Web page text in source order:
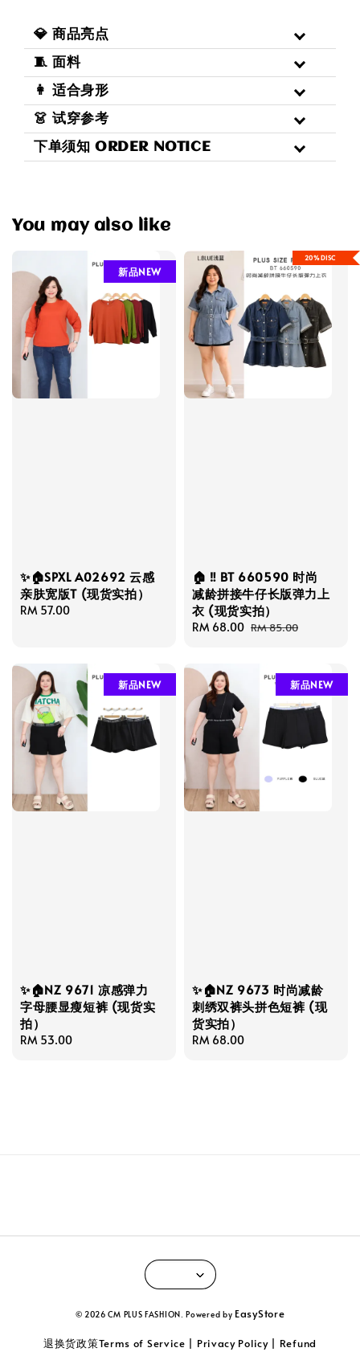
💎 商品亮点
🧵 面料
👩 适合身形
👗 试穿参考
下单须知 ORDER NOTICE
You may also like
新品NEW
✨🏠SPXL A02692 云感
亲肤宽版T (现货实拍）
Regular
RM 57.00
20%DISC
🏠 ‼️ BT 660590 时尚
减龄拼接牛仔长版弹力上
衣 (现货实拍）
Sale
RM 68.00 Regular
RM 85.00
新品NEW
✨🏠NZ 9671 凉感弹力
字母腰显瘦短裤 (现货实
拍）
Regular
RM 53.00
新品NEW
✨🏠NZ 9673 时尚减龄
刺绣双裤头拼色短裤 (现
货实拍）
Regular
RM 68.00
© 2026 CM PLUS FASHION. Powered by EasyStore
退换货政策Terms of Service | Privacy Policy | Refund